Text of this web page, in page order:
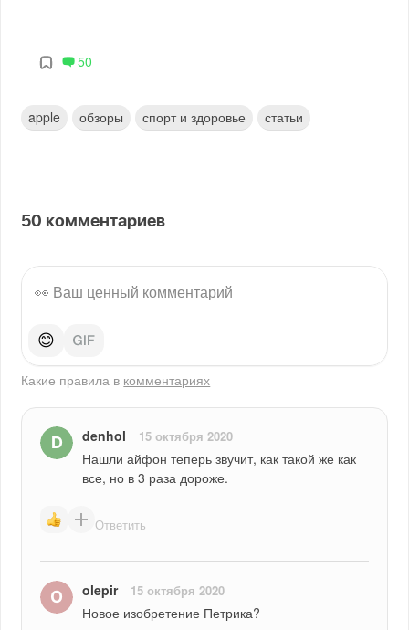
50
apple обзоры спорт и здоровье статьи
50 комментариев
😊
Какие правила в комментариях
denhol 15 октября 2020
Нашли айфон теперь звучит, как такой же как
все, но в 3 раза дороже.
Ответить
olepir 15 октября 2020
Новое изобретение Петрика?